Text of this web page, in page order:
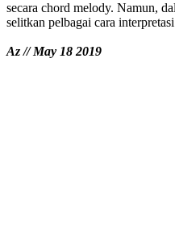
secara chord melody. Namun,
selitkan pelbagai cara
Az // May 18 2019